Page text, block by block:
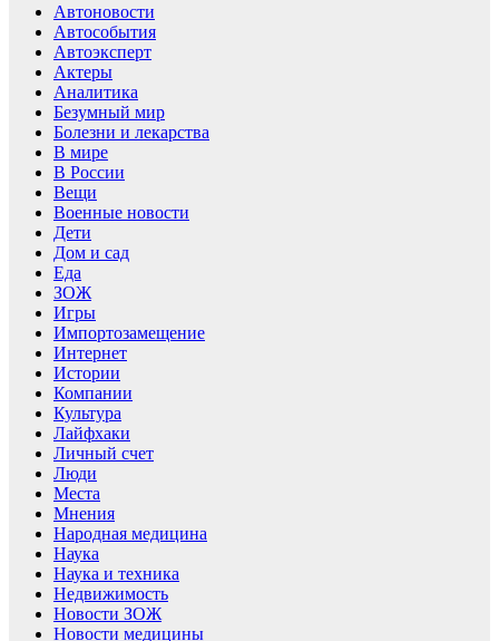
Автоновости
Автособытия
Автоэксперт
Актеры
Аналитика
Безумный мир
Болезни и лекарства
В мире
В России
Вещи
Военные новости
Дети
Дом и сад
Еда
ЗОЖ
Игры
Импортозамещение
Интернет
Истории
Компании
Культура
Лайфхаки
Личный счет
Люди
Места
Мнения
Народная медицина
Наука
Наука и техника
Недвижимость
Новости ЗОЖ
Новости медицины